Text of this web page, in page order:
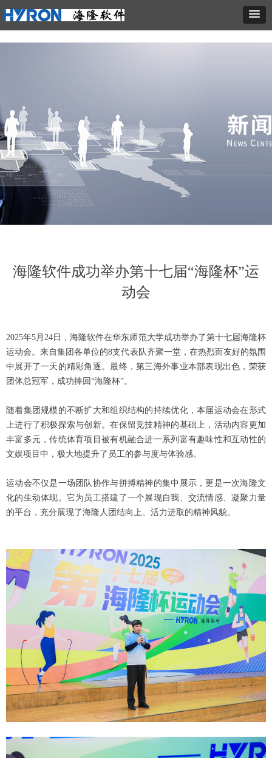
海隆软件成功举办第十七届“海隆杯”运
动会
2025年5月24日，海隆软件在华东师范大学成功举办了第十七届海隆杯
运动会。来自集团各单位的8支代表队齐聚一堂，在热烈而友好的氛围
中展开了一天的精彩角逐。最终，第三海外事业本部表现出色，荣获
团体总冠军，成功捧回“海隆杯”。
随着集团规模的不断扩大和组织结构的持续优化，本届运动会在形式
上进行了积极探索与创新。在保留竞技精神的基础上，活动内容更加
丰富多元，传统体育项目被有机融合进一系列富有趣味性和互动性的
文娱项目中，极大地提升了员工的参与度与体验感。
运动会不仅是一场团队协作与拼搏精神的集中展示，更是一次海隆文
化的生动体现。它为员工搭建了一个展现自我、交流情感、凝聚力量
的平台，充分展现了海隆人团结向上、活力进取的精神风貌。